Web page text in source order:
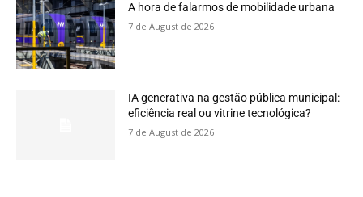
A hora de falarmos de mobilidade urbana
7 de August de 2026
IA generativa na gestão pública municipal:
eficiência real ou vitrine tecnológica?
7 de August de 2026